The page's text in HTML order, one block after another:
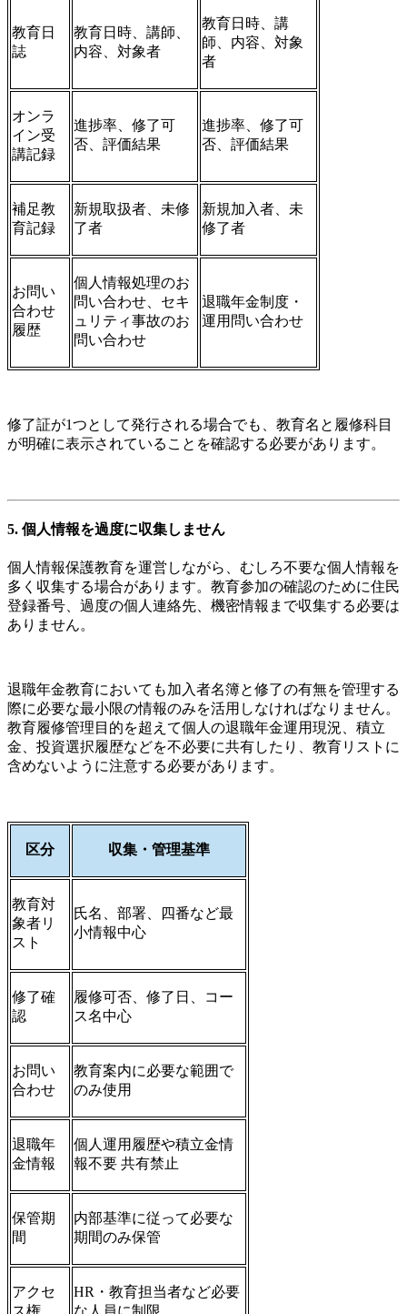
教育日
誌
教育日時、講師、
内容、対象者
教育日時、講
師、内容、対象
者
オンラ
イン受
講記録
進捗率、修了可
否、評価結果
進捗率、修了可
否、評価結果
補足教
育記録
新規取扱者、未修
了者
新規加入者、未
修了者
お問い
合わせ
履歴
個人情報処理のお
問い合わせ、セキ
ュリティ事故のお
問い合わせ
退職年金制度・
運用問い合わせ
修了証が1つとして発行される場合でも、教育名と履修科目
が明確に表示されていることを確認する必要があります。
5. 個人情報を過度に収集しません
個人情報保護教育を運営しながら、むしろ不要な個人情報を
多く収集する場合があります。教育参加の確認のために住民
登録番号、過度の個人連絡先、機密情報まで収集する必要は
ありません。
退職年金教育においても加入者名簿と修了の有無を管理する
際に必要な最小限の情報のみを活用しなければなりません。
教育履修管理目的を超えて個人の退職年金運用現況、積立
金、投資選択履歴などを不必要に共有したり、教育リストに
含めないように注意する必要があります。
区分 収集・管理基準
教育対
象者リ
スト
氏名、部署、四番など最
小情報中心
修了確
認
履修可否、修了日、コー
ス名中心
お問い
合わせ
教育案内に必要な範囲で
のみ使用
退職年
金情報
個人運用履歴や積立金情
報不要 共有禁止
保管期
間
内部基準に従って必要な
期間のみ保管
アクセ
HR・教育担当者など必要